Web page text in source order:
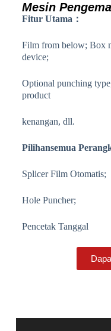
Mesin
Fitur Utama：
Film from below; Box
device;
Optional punching
product
kenangan, dll.
Pilihansemua
Splicer Film Otomatis;
Hole Puncher;
Pencetak Tanggal